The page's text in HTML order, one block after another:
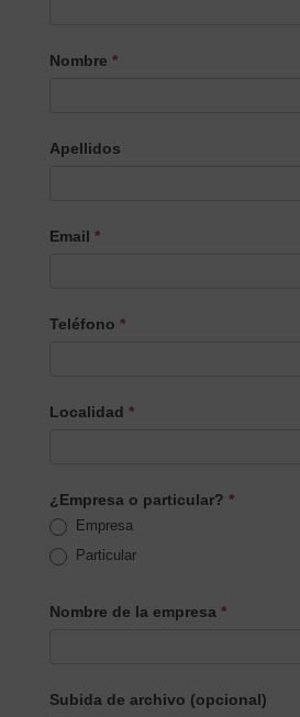
el
Nombre *
Apellidos
Email *
Teléfono *
Localidad *
¿Empresa o particular? *
Empresa
Particular
Nombre de la empresa *
Subida de archivo (opcional)